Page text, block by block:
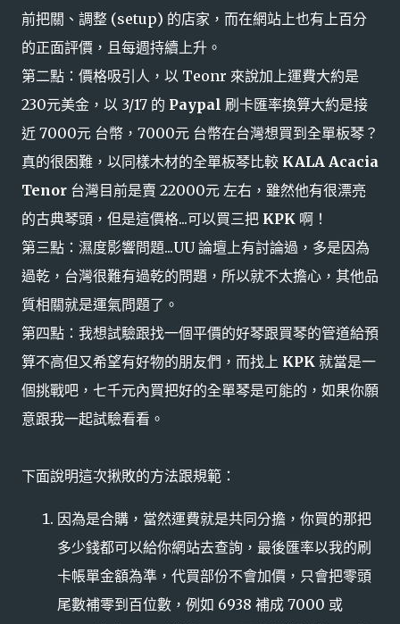
前把關、調整 (setup) 的店家，而在網站上也有上百分
的正面評價，且每週持續上升。
第二點：價格吸引人，以 Teonr 來說加上運費大約是
230元美金，以 3/17 的 Paypal 刷卡匯率換算大約是接
近 7000元 台幣，7000元 台幣在台灣想買到全單板琴？
真的很困難，以同樣木材的全單板琴比較 KALA Acacia
Tenor 台灣目前是賣 22000元 左右，雖然他有很漂亮
的古典琴頭，但是這價格...可以買三把 KPK 啊！
第三點：濕度影響問題...UU 論壇上有討論過，多是因為
過乾，台灣很難有過乾的問題，所以就不太擔心，其他品
質相關就是運氣問題了。
第四點：我想試驗跟找一個平價的好琴跟買琴的管道給預
算不高但又希望有好物的朋友們，而找上 KPK 就當是一
個挑戰吧，七千元內買把好的全單琴是可能的，如果你願
意跟我一起試驗看看。
下面說明這次揪敗的方法跟規範：
因為是合購，當然運費就是共同分擔，你買的那把
多少錢都可以給你網站去查詢，最後匯率以我的刷
卡帳單金額為準，代買部份不會加價，只會把零頭
尾數補零到百位數，例如 6938 補成 7000 或